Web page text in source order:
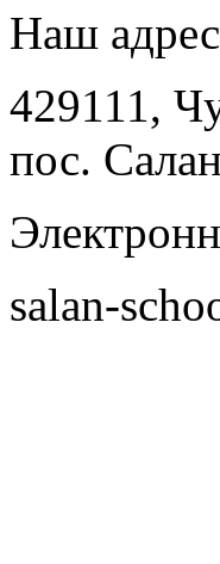
Наш
429111,
пос.
salan-